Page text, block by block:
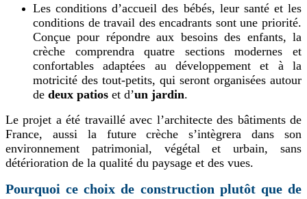
Les conditions d’accueil des bébés, leur santé et les
conditions de travail des encadrants sont une priorité.
Conçue pour répondre aux besoins des enfants, la
crèche comprendra quatre sections modernes et
confortables adaptées au développement et à la
motricité des tout-petits, qui seront organisées autour
de deux patios et d’un jardin.
Le projet a été travaillé avec l’architecte des bâtiments de
France, aussi la future crèche s’intègrera dans son
environnement patrimonial, végétal et urbain, sans
détérioration de la qualité du paysage et des vues.
Pourquoi ce choix de construction plutôt que de